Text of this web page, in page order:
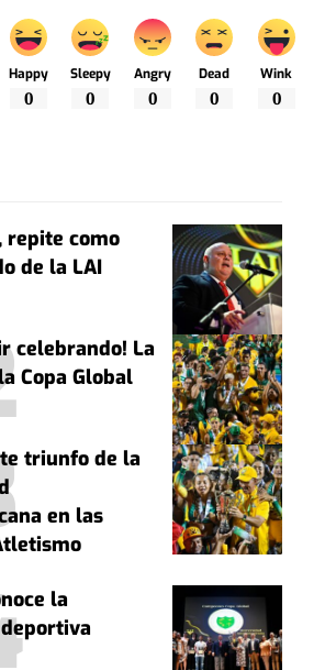
Happy
0
Sleepy
0
Angry
0
Dead
0
Wink
0
repite como
de la LAI
celebrando! La
Copa Global
triunfo de la
en las
la